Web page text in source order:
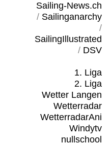
Sailing-News.ch
/ Sailinganarchy
/
SailingIllustrated
/ DSV
1. Liga
2. Liga
Wetter Langen
Wetterradar
WetterradarAni
Windytv
nullschool